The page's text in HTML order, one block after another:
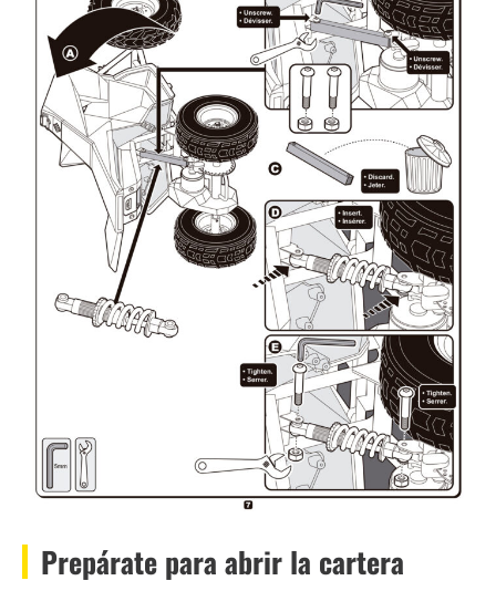
Prepárate para abrir la cartera